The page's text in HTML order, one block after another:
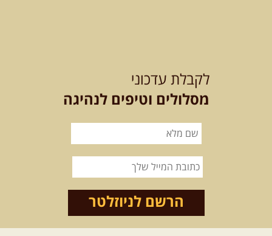
מסעות בעולם
קירגיסטאן – בעקבות הנוודים,
והמרגשות בעולם. קירגיסטאן היא לא ...
לקבלת עדכוני
מסלולים וטיפים לנהיגה
הרשם לניוזלטר